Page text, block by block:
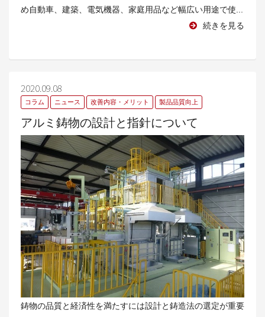
め自動車、建築、電気機器、家庭用品など幅広い用途で使...
続きを見る
2020.09.08
コラム ニュース 改善内容・メリット 製品品質向上
アルミ鋳物の設計と指針について
鋳物の品質と経済性を満たすには設計と鋳造法の選定が重要